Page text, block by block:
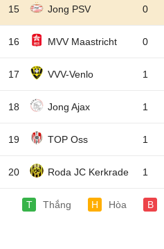
15 Jong PSV 0
16 MVV Maastricht 0
17 VVV-Venlo 1
18 Jong Ajax 1
19 TOP Oss 1
20 Roda JC Kerkrade 1
T Thắng H Hòa B